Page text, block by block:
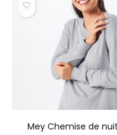
Mey Chemise de nuit